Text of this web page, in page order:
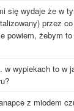
się wydaje że w
przez
powiem, żebym
wypiekach to w
z miodem